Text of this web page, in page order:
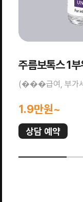
주름보톡스 1
(���급여, 부가
1.9만원~
상담 예약